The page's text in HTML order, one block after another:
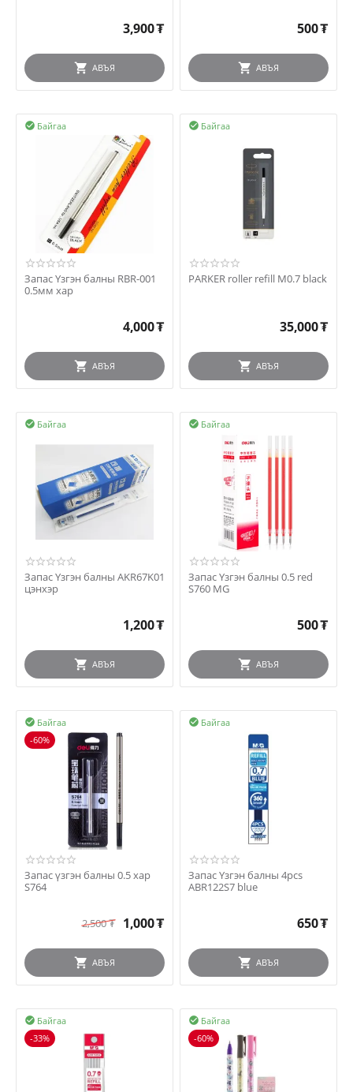
3,900₮
АВЪЯ
500₮
АВЪЯ
Байгаа

Запас Үзгэн балны RBR-001
0.5мм хар
4,000₮
АВЪЯ
Байгаа

PARKER roller refill M0.7 black
35,000₮
АВЪЯ
Байгаа

Запас Үзгэн балны AKR67K01
цэнхэр
1,200₮
АВЪЯ
Байгаа

Запас Үзгэн балны 0.5 red
S760 MG
500₮
АВЪЯ
Байгаа

-60%
Запас үзгэн балны 0.5 хар
S764
2,500₮ 1,000₮
АВЪЯ
Байгаа

Запас Үзгэн балны 4pcs
ABR122S7 blue
650₮
АВЪЯ
Байгаа

-33%
Байгаа

-60%